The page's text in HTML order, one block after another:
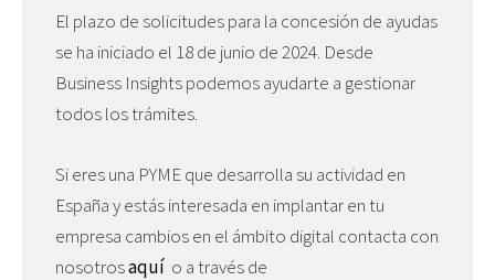
El plazo de solicitudes para la concesión de ayudas
se ha iniciado el 18 de junio de 2024. Desde
Business Insights podemos ayudarte a gestionar
todos los trámites.
Si eres una PYME que desarrolla su actividad en
España y estás interesada en implantar en tu
empresa cambios en el ámbito digital contacta con
nosotrosaquí o a través de